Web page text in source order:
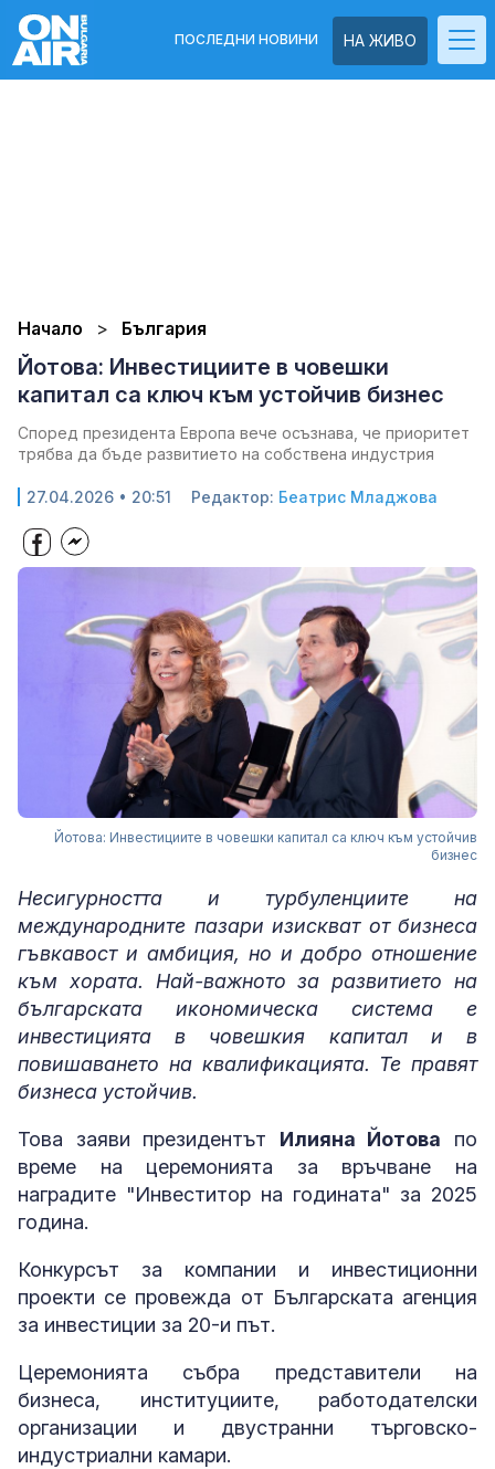
НА ЖИВО
ПОСЛЕДНИ НОВИНИ
Начало България
Йотова: Инвестициите в човешки
капитал са ключ към устойчив бизнес
Според президента Европа вече осъзнава, че приоритет
трябва да бъде развитието на собствена индустрия
27.04.2026 • 20:51 Редактор: Беатрис Младжова
Йотова: Инвестициите в човешки капитал са ключ към устойчив
бизнес
Несигурността и турбуленциите на
международните пазари изискват от бизнеса
гъвкавост и амбиция, но и добро отношение
към хората. Най-важното за развитието на
българската икономическа система е
инвестицията в човешкия капитал и в
повишаването на квалификацията. Те правят
бизнеса устойчив.
Това заяви президентът Илияна Йотова по
време на церемонията за връчване на
наградите "Инвеститор на годината" за 2025
година.
Конкурсът за компании и инвестиционни
проекти се провежда от Българската агенция
за инвестиции за 20-и път.
Церемонията събра представители на
бизнеса, институциите, работодателски
организации и двустранни търговско-
индустриални камари.